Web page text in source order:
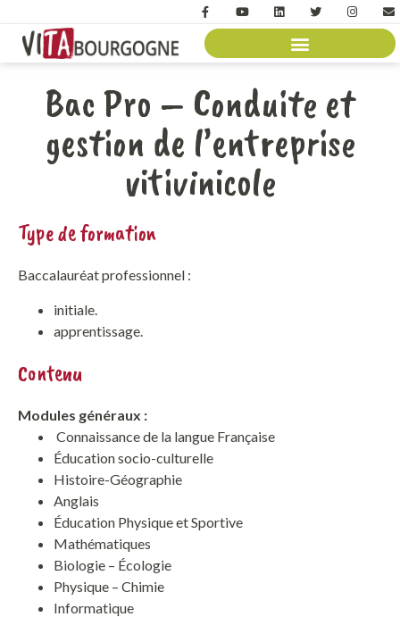
Bac Pro – Conduite et
gestion de l’entreprise
vitivinicole
Type de formation
Baccalauréat professionnel :
initiale.
apprentissage.
Contenu
Modules généraux :
Connaissance de la langue Française
Éducation socio-culturelle
Histoire-Géographie
Anglais
Éducation Physique et Sportive
Mathématiques
Biologie – Écologie
Physique – Chimie
Informatique